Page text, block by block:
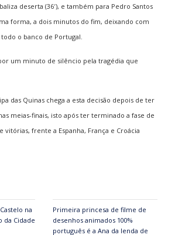
deserta (36′), e também para Pedro Santos
forma, a dois minutos do fim, deixando com
o banco de Portugal.
um minuto de silêncio pela tragédia que
das Quinas chega a esta decisão depois de ter
meias-finais, isto após ter terminado a fase de
vitórias, frente a Espanha, França e Croácia
na
da Cidade
Primeira princesa de filme de
desenhos animados 100%
português é a Ana da lenda de